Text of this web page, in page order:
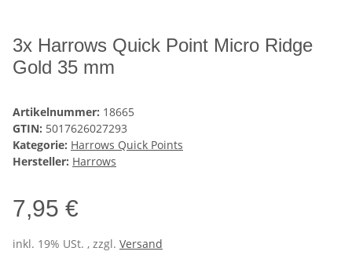
3x Harrows Quick Point Micro Ridge
Gold 35 mm
Artikelnummer: 18665
GTIN: 5017626027293
Kategorie: Harrows Quick Points
Hersteller: Harrows
7,95 €
inkl. 19% USt. , zzgl. Versand